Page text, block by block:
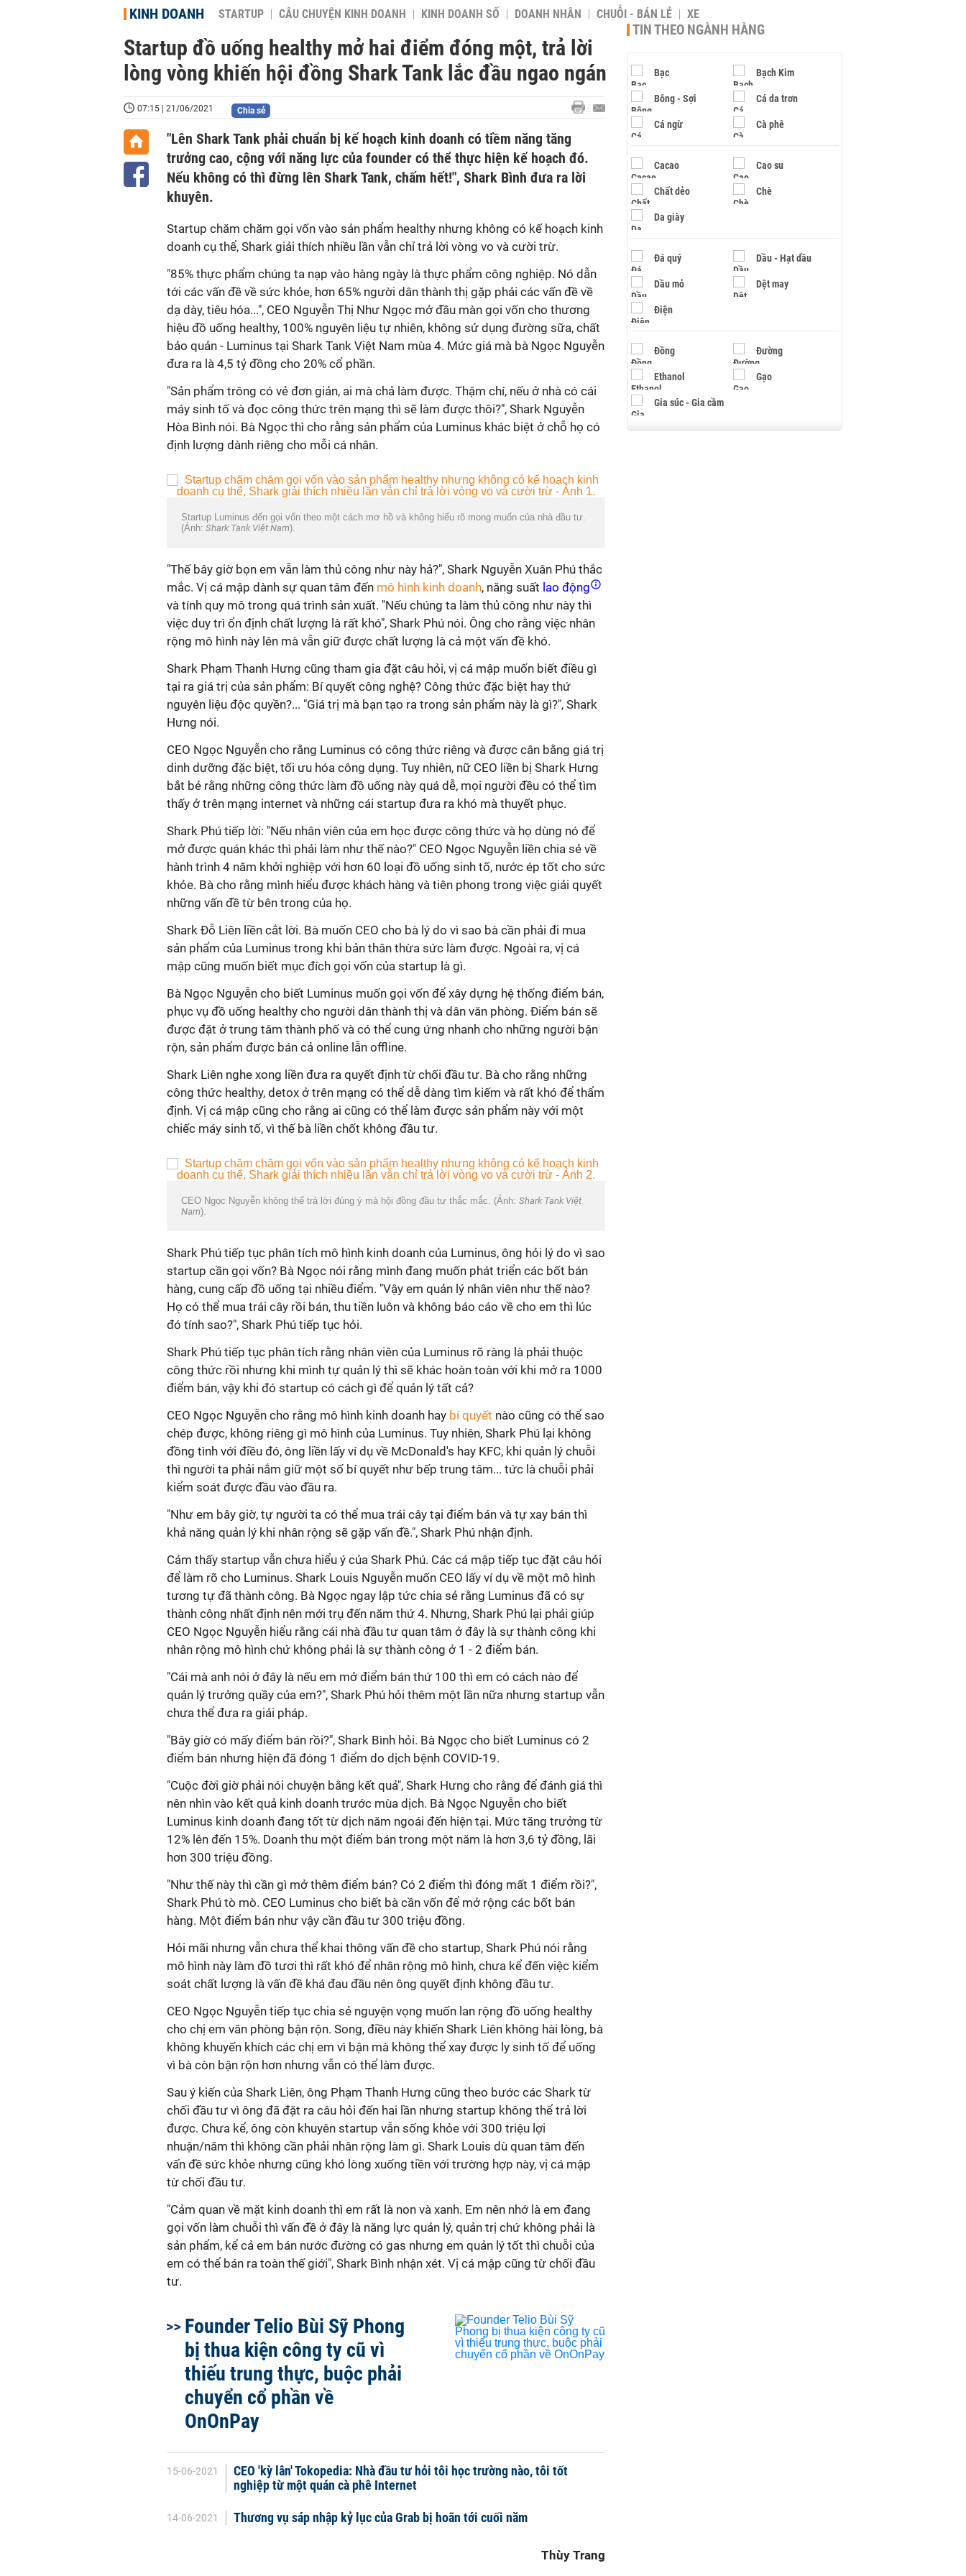
KINH DOANH STARTUP CÂU CHUYỆN KINH DOANH KINH DOANH SỐ DOANH NHÂN CHUỖI - BÁN LẺ XE
Startup đồ uống healthy mở hai điểm đóng một, trả lời
lòng vòng khiến hội đồng Shark Tank lắc đầu ngao ngán
07:15 | 21/06/2021 Chia sẻ
"Lên Shark Tank phải chuẩn bị kế hoạch kinh doanh có tiềm năng tăng
trưởng cao, cộng với năng lực của founder có thể thực hiện kế hoạch đó.
Nếu không có thì đừng lên Shark Tank, chấm hết!", Shark Bình đưa ra lời
khuyên.
Startup chăm chăm gọi vốn vào sản phẩm healthy nhưng không có kế hoạch kinh
doanh cụ thể, Shark giải thích nhiều lần vẫn chỉ trả lời vòng vo và cười trừ.
"85% thực phẩm chúng ta nạp vào hàng ngày là thực phẩm công nghiệp. Nó dẫn
tới các vấn đề về sức khỏe, hơn 65% người dân thành thị gặp phải các vấn đề về
dạ dày, tiêu hóa...", CEO Nguyễn Thị Như Ngọc mở đầu màn gọi vốn cho thương
hiệu đồ uống healthy, 100% nguyên liệu tự nhiên, không sử dụng đường sữa, chất
bảo quản - Luminus tại Shark Tank Việt Nam mùa 4. Mức giá mà bà Ngọc Nguyễn
đưa ra là 4,5 tỷ đồng cho 20% cổ phần.
"Sản phẩm trông có vẻ đơn giản, ai mà chả làm được. Thậm chí, nếu ở nhà có cái
máy sinh tố và đọc công thức trên mạng thì sẽ làm được thôi?", Shark Nguyễn
Hòa Bình nói. Bà Ngọc thì cho rằng sản phẩm của Luminus khác biệt ở chỗ họ có
định lượng dành riêng cho mỗi cá nhân.
Startup Luminus đến gọi vốn theo một cách mơ hồ và không hiểu rõ mong muốn của nhà đầu tư.
(Ảnh: Shark Tank Việt Nam).
"Thế bây giờ bọn em vẫn làm thủ công như này hả?", Shark Nguyễn Xuân Phú thắc
mắc. Vị cá mập dành sự quan tâm đến mô hình kinh doanh, năng suất lao động
và tính quy mô trong quá trình sản xuất. "Nếu chúng ta làm thủ công như này thì
việc duy trì ổn định chất lượng là rất khó", Shark Phú nói. Ông cho rằng việc nhân
rộng mô hình này lên mà vẫn giữ được chất lượng là cả một vấn đề khó.
Shark Phạm Thanh Hưng cũng tham gia đặt câu hỏi, vị cá mập muốn biết điều gì
tại ra giá trị của sản phẩm: Bí quyết công nghệ? Công thức đặc biệt hay thứ
nguyên liệu độc quyền?... "Giá trị mà bạn tạo ra trong sản phẩm này là gì?", Shark
Hưng nói.
CEO Ngọc Nguyễn cho rằng Luminus có công thức riêng và được cân bằng giá trị
dinh dưỡng đặc biệt, tối ưu hóa công dụng. Tuy nhiên, nữ CEO liền bị Shark Hưng
bắt bẻ rằng những công thức làm đồ uống này quá dễ, mọi người đều có thể tìm
thấy ở trên mạng internet và những cái startup đưa ra khó mà thuyết phục.
Shark Phú tiếp lời: "Nếu nhân viên của em học được công thức và họ dùng nó để
mở được quán khác thì phải làm như thế nào?" CEO Ngọc Nguyễn liền chia sẻ về
hành trình 4 năm khởi nghiệp với hơn 60 loại đồ uống sinh tố, nước ép tốt cho sức
khỏe. Bà cho rằng mình hiểu được khách hàng và tiên phong trong việc giải quyết
những vấn đề từ bên trong của họ.
Shark Đỗ Liên liền cắt lời. Bà muốn CEO cho bà lý do vì sao bà cần phải đi mua
sản phẩm của Luminus trong khi bản thân thừa sức làm được. Ngoài ra, vị cá
mập cũng muốn biết mục đích gọi vốn của startup là gì.
Bà Ngọc Nguyễn cho biết Luminus muốn gọi vốn để xây dựng hệ thống điểm bán,
phục vụ đồ uống healthy cho người dân thành thị và dân văn phòng. Điểm bán sẽ
được đặt ở trung tâm thành phố và có thể cung ứng nhanh cho những người bận
rộn, sản phẩm được bán cả online lẫn offline.
Shark Liên nghe xong liền đưa ra quyết định từ chối đầu tư. Bà cho rằng những
công thức healthy, detox ở trên mạng có thể dễ dàng tìm kiếm và rất khó để thẩm
định. Vị cá mập cũng cho rằng ai cũng có thể làm được sản phẩm này với một
chiếc máy sinh tố, vì thế bà liền chốt không đầu tư.
CEO Ngọc Nguyễn không thể trả lời đúng ý mà hội đồng đầu tư thắc mắc. (Ảnh: Shark Tank Việt
Nam).
Shark Phú tiếp tục phân tích mô hình kinh doanh của Luminus, ông hỏi lý do vì sao
startup cần gọi vốn? Bà Ngọc nói rằng mình đang muốn phát triển các bốt bán
hàng, cung cấp đồ uống tại nhiều điểm. "Vậy em quản lý nhân viên như thế nào?
Họ có thể mua trái cây rồi bán, thu tiền luôn và không báo cáo về cho em thì lúc
đó tính sao?", Shark Phú tiếp tục hỏi.
Shark Phú tiếp tục phân tích rằng nhân viên của Luminus rõ ràng là phải thuộc
công thức rồi nhưng khi mình tự quản lý thì sẽ khác hoàn toàn với khi mở ra 1000
điểm bán, vậy khi đó startup có cách gì để quản lý tất cả?
CEO Ngọc Nguyễn cho rằng mô hình kinh doanh hay bí quyết nào cũng có thể sao
chép được, không riêng gì mô hình của Luminus. Tuy nhiên, Shark Phú lại không
đồng tình với điều đó, ông liền lấy ví dụ về McDonald's hay KFC, khi quản lý chuỗi
thì người ta phải nắm giữ một số bí quyết như bếp trung tâm... tức là chuỗi phải
kiểm soát được đầu vào đầu ra.
"Như em bây giờ, tự người ta có thể mua trái cây tại điểm bán và tự xay bán thì
khả năng quản lý khi nhân rộng sẽ gặp vấn đề.", Shark Phú nhận định.
Cảm thấy startup vẫn chưa hiểu ý của Shark Phú. Các cá mập tiếp tục đặt câu hỏi
để làm rõ cho Luminus. Shark Louis Nguyễn muốn CEO lấy ví dụ về một mô hình
tương tự đã thành công. Bà Ngọc ngay lập tức chia sẻ rằng Luminus đã có sự
thành công nhất định nên mới trụ đến năm thứ 4. Nhưng, Shark Phú lại phải giúp
CEO Ngọc Nguyễn hiểu rằng cái nhà đầu tư quan tâm ở đây là sự thành công khi
nhân rộng mô hình chứ không phải là sự thành công ở 1 - 2 điểm bán.
"Cái mà anh nói ở đây là nếu em mở điểm bán thứ 100 thì em có cách nào để
quản lý trưởng quầy của em?", Shark Phú hỏi thêm một lần nữa nhưng startup vẫn
chưa thể đưa ra giải pháp.
"Bây giờ có mấy điểm bán rồi?", Shark Bình hỏi. Bà Ngọc cho biết Luminus có 2
điểm bán nhưng hiện đã đóng 1 điểm do dịch bệnh COVID-19.
"Cuộc đời giờ phải nói chuyện bằng kết quả", Shark Hưng cho rằng để đánh giá thì
nên nhìn vào kết quả kinh doanh trước mùa dịch. Bà Ngọc Nguyễn cho biết
Luminus kinh doanh đang tốt từ dịch năm ngoái đến hiện tại. Mức tăng trưởng từ
12% lên đến 15%. Doanh thu một điểm bán trong một năm là hơn 3,6 tỷ đồng, lãi
hơn 300 triệu đồng.
"Như thế này thì cần gì mở thêm điểm bán? Có 2 điểm thì đóng mất 1 điểm rồi?",
Shark Phú tò mò. CEO Luminus cho biết bà cần vốn để mở rộng các bốt bán
hàng. Một điểm bán như vậy cần đầu tư 300 triệu đồng.
Hỏi mãi nhưng vẫn chưa thể khai thông vấn đề cho startup, Shark Phú nói rằng
mô hình này làm đồ tươi thì rất khó để nhân rộng mô hình, chưa kể đến việc kiểm
soát chất lượng là vấn đề khá đau đầu nên ông quyết định không đầu tư.
CEO Ngọc Nguyễn tiếp tục chia sẻ nguyện vọng muốn lan rộng đồ uống healthy
cho chị em văn phòng bận rộn. Song, điều này khiến Shark Liên không hài lòng, bà
không khuyến khích các chị em vì bận mà không thể xay được ly sinh tố để uống
vì bà còn bận rộn hơn nhưng vẫn có thể làm được.
Sau ý kiến của Shark Liên, ông Phạm Thanh Hưng cũng theo bước các Shark từ
chối đầu tư vì ông đã đặt ra câu hỏi đến hai lần nhưng startup không thể trả lời
được. Chưa kể, ông còn khuyên startup vẫn sống khỏe với 300 triệu lợi
nhuận/năm thì không cần phải nhân rộng làm gì. Shark Louis dù quan tâm đến
vấn đề sức khỏe nhưng cũng khó lòng xuống tiền với trường hợp này, vị cá mập
từ chối đầu tư.
"Cảm quan về mặt kinh doanh thì em rất là non và xanh. Em nên nhớ là em đang
gọi vốn làm chuỗi thì vấn đề ở đây là năng lực quản lý, quản trị chứ không phải là
sản phẩm, kể cả em bán nước đường có gas nhưng em quản lý tốt thì chuỗi của
em có thể bán ra toàn thế giới", Shark Bình nhận xét. Vị cá mập cũng từ chối đầu
tư.
Founder Telio Bùi Sỹ Phong
bị thua kiện công ty cũ vì
thiếu trung thực, buộc phải
chuyển cổ phần về
OnOnPay
15-06-2021
CEO 'kỳ lân' Tokopedia: Nhà đầu tư hỏi tôi học trường nào, tôi tốt
nghiệp từ một quán cà phê Internet
14-06-2021 Thương vụ sáp nhập kỷ lục của Grab bị hoãn tới cuối năm
Thùy Trang
TIN THEO NGÀNH HÀNG
Bạc Bạch Kim
Bông - Sợi Cá da trơn
Cá ngừ Cà phê
Cacao Cao su
Chất dẻo Chè
Da giày
Đá quý Dầu - Hạt dầu
Dầu mỏ Dệt may
Điện
Đồng Đường
Ethanol Gạo
Gia súc - Gia cầm